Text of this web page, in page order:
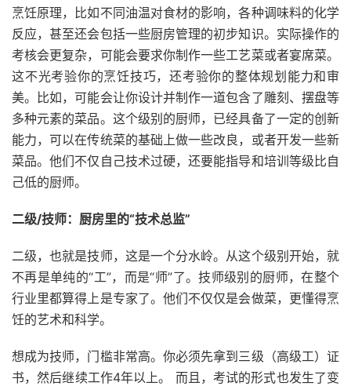
烹饪原理，比如不同油温对食材的影响，各种调味料的化学
反应，甚至还会包括一些厨房管理的初步知识。实际操作的
考核会更复杂，可能会要求你制作一些工艺菜或者宴席菜。
这不光考验你的烹饪技巧，还考验你的整体规划能力和审
美。比如，可能会让你设计并制作一道包含了雕刻、摆盘等
多种元素的菜品。这个级别的厨师，已经具备了一定的创新
能力，可以在传统菜的基础上做一些改良，或者开发一些新
菜品。他们不仅自己技术过硬，还要能指导和培训等级比自
己低的厨师。
二级/技师：厨房里的“技术总监”
二级，也就是技师，这是一个分水岭。从这个级别开始，就
不再是单纯的“工”，而是“师”了。技师级别的厨师，在整个
行业里都算得上是专家了。他们不仅仅是会做菜，更懂得烹
饪的艺术和科学。
想成为技师，门槛非常高。你必须先拿到三级（高级工）证
书，然后继续工作4年以上。 而且，考试的形式也发生了变